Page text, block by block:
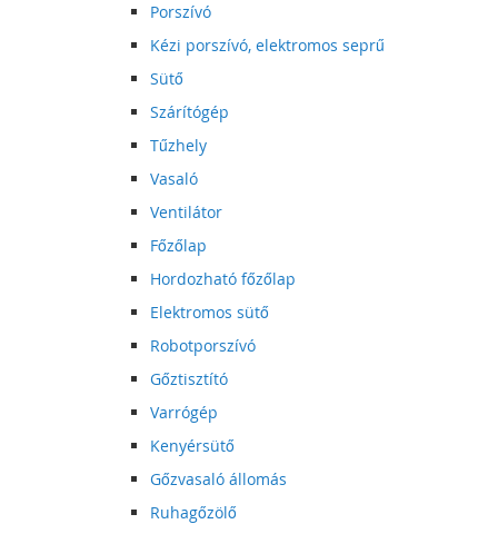
Porszívó
Kézi porszívó, elektromos seprű
Sütő
Szárítógép
Tűzhely
Vasaló
Ventilátor
Főzőlap
Hordozható főzőlap
Elektromos sütő
Robotporszívó
Gőztisztító
Varrógép
Kenyérsütő
Gőzvasaló állomás
Ruhagőzölő